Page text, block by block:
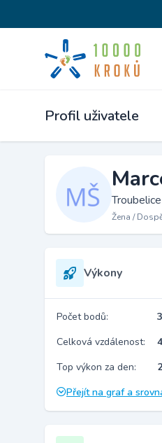
Profil uživatele
Troubelice
Žena /
Výkony
Počet bodů:
Celková vzdálenost:
Top výkon za den:
Přejít na graf a